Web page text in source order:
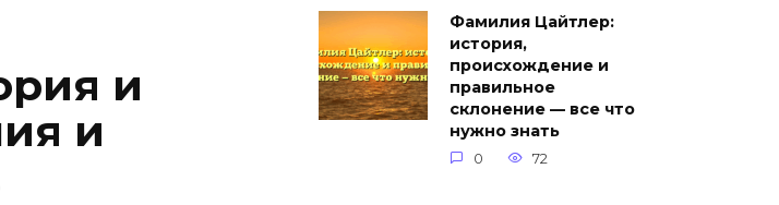
и
и
Фамилия Цайтлер:
история,
происхождение и
правильное
склонение — все что
нужно знать
0 72